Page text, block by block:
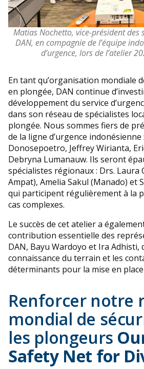
Matias Nochetto, vice-président des
DAN, en compagnie de l’équipe
d’urgence, lors de l’atelier
En tant qu’organisation mondiale
en plongée, DAN continue
développement du service
dans son réseau de spécialistes
plongée. Nous sommes fiers de
de la ligne d’urgence indonésienne
Donosepoetro, Jeffrey Wirianta,
Debryna Lumanauw. Ils seront
spécialistes régionaux : Drs. Laura
Ampat), Amelia Sakul (Manado) et
qui participent régulièrement à la
cas complexes.
Le succès de cet atelier a
contribution essentielle des
DAN, Bayu Wardoyo et Ira Adhisti,
connaissance du terrain et les
déterminants pour la mise en
Renforcer notre
mondial de
les plongeurs
Safety Net for